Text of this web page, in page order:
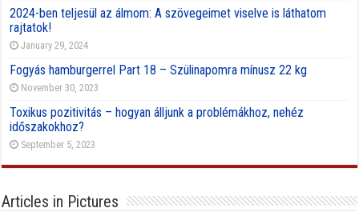
2024-ben teljesül az álmom: A szövegeimet viselve is láthatom
rajtatok!
January 29, 2024
Fogyás hamburgerrel Part 18 – Szülinapomra mínusz 22 kg
November 30, 2023
Toxikus pozitivitás – hogyan álljunk a problémákhoz, nehéz
időszakokhoz?
September 5, 2023
Articles in Pictures